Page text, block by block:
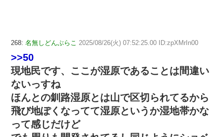
268: 名無しどんぶらこ 2025/08/26(火) 07:52:25.00 ID:zpXMrIn00
>>50
現地民です、ここが湿原であることは間違い
ないっすね
ほんとの釧路湿原とは山で区切られてるから
飛び地ぽくなってて湿原というか湿地帯かな
って感じだけど